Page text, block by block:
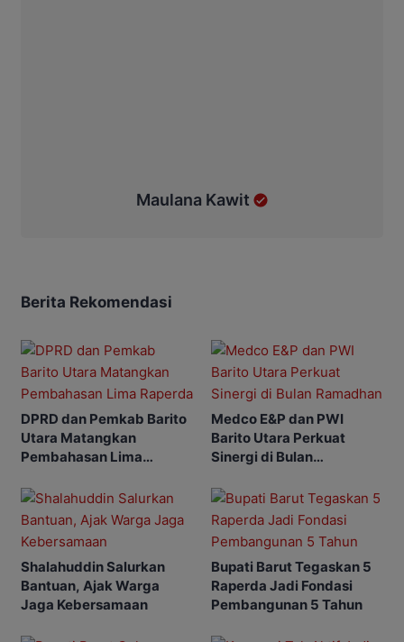
Maulana Kawit
Berita Rekomendasi
DPRD dan Pemkab Barito
Utara Matangkan
Pembahasan Lima
Medco E&P dan PWI
Barito Utara Perkuat
Sinergi di Bulan
Shalahuddin Salurkan
Bantuan, Ajak Warga
Jaga Kebersamaan
Bupati Barut Tegaskan 5
Raperda Jadi Fondasi
Pembangunan 5 Tahun